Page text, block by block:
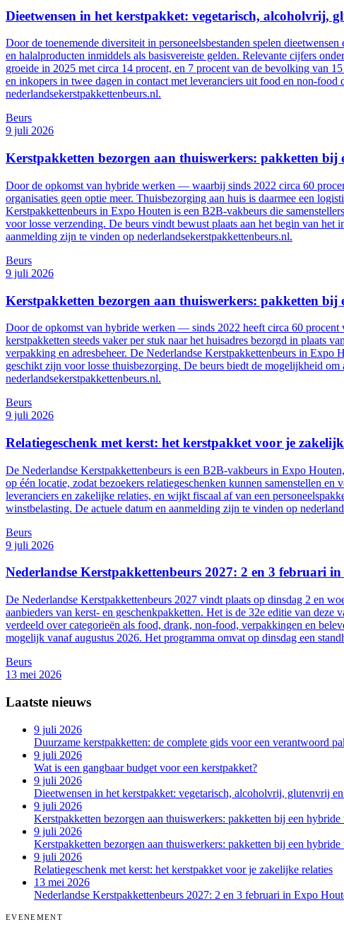
Dieetwensen in het kerstpakket: vegetarisch, alcoholvrij,
Door de toenemende diversiteit in personeelsbestanden spelen
en halalproducten inmiddels als basisvereiste gelden. Relevante cijfers
groeide in 2025 met circa 14 procent, en 7 procent van de bevolking van
en inkopers in twee dagen in contact met leveranciers uit food en non-
nederlandsekerstpakkettenbeurs.nl.
Beurs
9 juli 2026
Kerstpakketten bezorgen aan thuiswerkers: pakketten bij
Door de opkomst van hybride werken — waarbij sinds 2022 circa 60
organisaties geen optie meer. Thuisbezorging aan huis is daarmee een
Kerstpakkettenbeurs in Expo Houten is een B2B-vakbeurs die
voor losse verzending. De beurs vindt bewust plaats aan het begin van
aanmelding zijn te vinden op nederlandsekerstpakkettenbeurs.nl.
Beurs
9 juli 2026
Kerstpakketten bezorgen aan thuiswerkers: pakketten bij
Door de opkomst van hybride werken — sinds 2022 heeft circa 60
kerstpakketten steeds vaker per stuk naar het huisadres bezorgd in plaats
verpakking en adresbeheer. De Nederlandse Kerstpakkettenbeurs in Expo
geschikt zijn voor losse thuisbezorging. De beurs biedt de mogelijkheid
nederlandsekerstpakkettenbeurs.nl.
Beurs
9 juli 2026
Relatiegeschenk met kerst: het kerstpakket voor je
De Nederlandse Kerstpakkettenbeurs is een B2B-vakbeurs in Expo
op één locatie, zodat bezoekers relatiegeschenken kunnen samenstellen
leveranciers en zakelijke relaties, en wijkt fiscaal af van een
winstbelasting. De actuele datum en aanmelding zijn te vinden op
Beurs
9 juli 2026
Nederlandse Kerstpakkettenbeurs 2027: 2 en 3 februari
De Nederlandse Kerstpakkettenbeurs 2027 vindt plaats op dinsdag 2 en
aanbieders van kerst- en geschenkpakketten. Het is de 32e editie van
verdeeld over categorieën als food, drank, non-food, verpakkingen en
mogelijk vanaf augustus 2026. Het programma omvat op dinsdag een
Beurs
13 mei 2026
Laatste nieuws
9 juli 2026
Duurzame kerstpakketten: de complete gids voor een verantwoord
9 juli 2026
Wat is een gangbaar budget voor een kerstpakket?
9 juli 2026
Dieetwensen in het kerstpakket: vegetarisch, alcoholvrij, glutenvrij
9 juli 2026
Kerstpakketten bezorgen aan thuiswerkers: pakketten bij een hybride
9 juli 2026
Kerstpakketten bezorgen aan thuiswerkers: pakketten bij een hybride
9 juli 2026
Relatiegeschenk met kerst: het kerstpakket voor je zakelijke relaties
13 mei 2026
Nederlandse Kerstpakkettenbeurs 2027: 2 en 3 februari in Expo
EVENEMENT